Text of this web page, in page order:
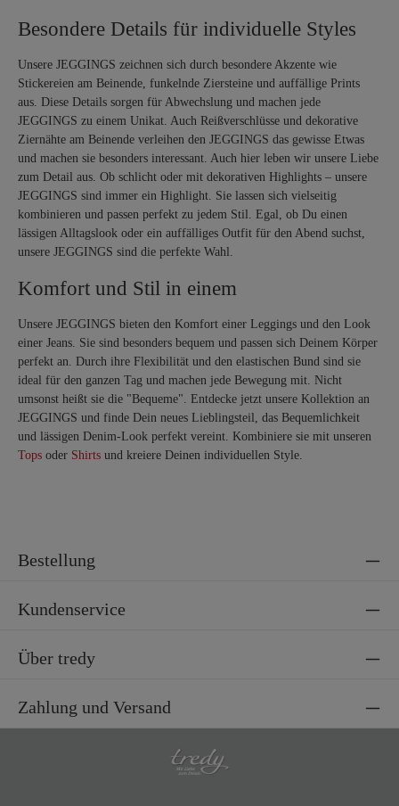
Besondere Details für individuelle Styles
Unsere JEGGINGS zeichnen sich durch besondere Akzente wie
Stickereien am Beinende, funkelnde Ziersteine und auffällige Prints
aus. Diese Details sorgen für Abwechslung und machen jede
JEGGINGS zu einem Unikat. Auch Reißverschlüsse und dekorative
Ziernähte am Beinende verleihen den JEGGINGS das gewisse Etwas
und machen sie besonders interessant. Auch hier leben wir unsere Liebe
zum Detail aus. Ob schlicht oder mit dekorativen Highlights – unsere
JEGGINGS sind immer ein Highlight. Sie lassen sich vielseitig
kombinieren und passen perfekt zu jedem Stil. Egal, ob Du einen
lässigen Alltagslook oder ein auffälliges Outfit für den Abend suchst,
unsere JEGGINGS sind die perfekte Wahl.
Komfort und Stil in einem
Unsere JEGGINGS bieten den Komfort einer Leggings und den Look
einer Jeans. Sie sind besonders bequem und passen sich Deinem Körper
perfekt an. Durch ihre Flexibilität und den elastischen Bund sind sie
ideal für den ganzen Tag und machen jede Bewegung mit. Nicht
umsonst heißt sie die "Bequeme". Entdecke jetzt unsere Kollektion an
JEGGINGS und finde Dein neues Lieblingsteil, das Bequemlichkeit
und lässigen Denim-Look perfekt vereint. Kombiniere sie mit unseren
Tops oder Shirts und kreiere Deinen individuellen Style.
Bestellung
Kundenservice
Über tredy
Zahlung und Versand